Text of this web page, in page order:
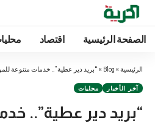
الصفحة الرئيسية اقتصاد
الرئيسية »
Blog
»“بريد دير عطية”.. خدمات متنوعة
آخر الأخبار محليات
“بريد دير عطية”..